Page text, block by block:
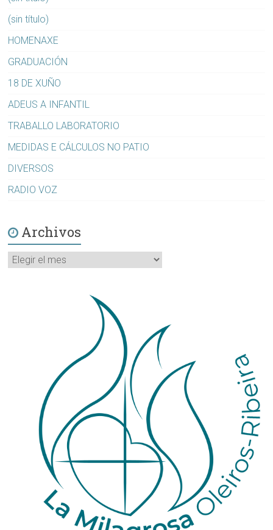
(sin título)
HOMENAXE
GRADUACIÓN
18 DE XUÑO
ADEUS A INFANTIL
TRABALLO LABORATORIO
MEDIDAS E CÁLCULOS NO PATIO
DIVERSOS
RADIO VOZ
Archivos
Archivos